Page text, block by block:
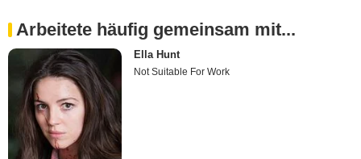
Arbeitete häufig gemeinsam mit...
Ella Hunt
Not Suitable For Work